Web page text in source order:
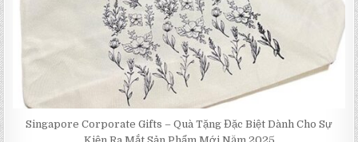
Singapore Corporate Gifts – Quà Tặng Đặc Biệt Dành Cho Sự